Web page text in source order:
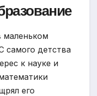
маленьком
самого детства
к науке и
его